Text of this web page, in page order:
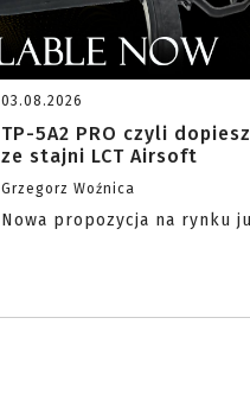
03.08.2026
TP-5A2 PRO czyli
ze stajni LCT Airsoft
Grzegorz Woźnica
Nowa propozycja na rynku